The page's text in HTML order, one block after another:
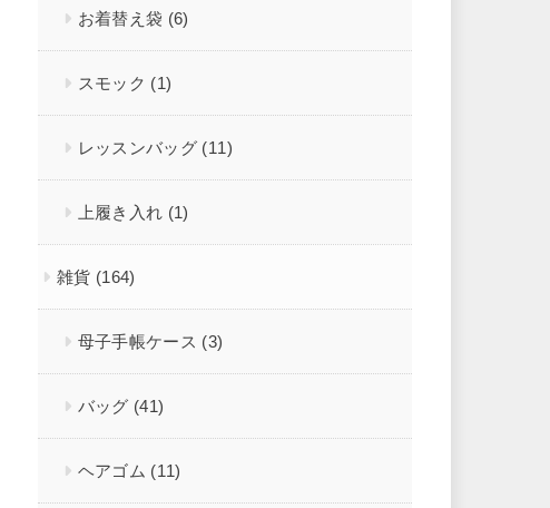
お着替え袋 (6)
スモック (1)
レッスンバッグ (11)
上履き入れ (1)
雑貨 (164)
母子手帳ケース (3)
バッグ (41)
ヘアゴム (11)